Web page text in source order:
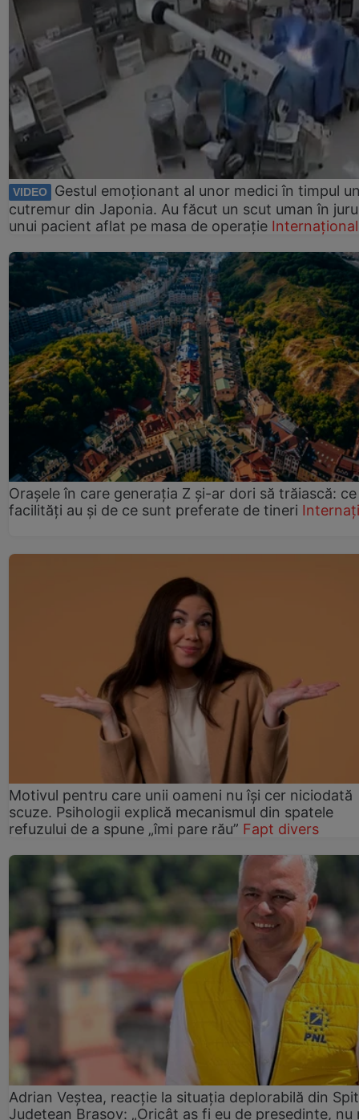
VIDEO
Gestul emoționant al unor medici în timpul
cutremur din Japonia. Au făcut un scut uman în
unui pacient aflat pe masa de operație Internațional
Orașele în care generația Z și-ar dori să trăiască: ce
facilități au și de ce sunt preferate de tineri
Motivul pentru care unii oameni nu își cer niciodată
scuze. Psihologii explică mecanismul din spatele
refuzului de a spune „îmi pare rău” Fapt divers
Adrian Veștea, reacție la situația deplorabilă din
Județean Brașov: „Oricât aș fi eu de președinte, nu